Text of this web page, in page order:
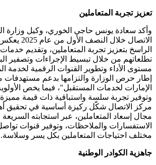
تعزيز تجربة المتعاملين
وأكد سعادة يونس حاجي الخوري، وكيل وزارة
الاتصال خلال
الراسخ بتعزيز تجربة المتعاملين، وتقديم
تطلعاتهم من خلال تبسيط الإجراءات وتصفير
مستوى الأداء وتطوير القنوات الرقمية لخدمة
إطار حرص الوزارة والتزامها بدعم
الإمارات لخدمات المستقبل"، فيما يخص
وتوفير تجربة سلسة واستباقية ذات قيمة
مركز الاتصال شكّل ركيزة أساسية في تحقيق
مجال إسعاد المتعاملين، عبر استجابته السريعة
الاستفسارات والملاحظات، وتوفير قنوات
مختلف احتياجات المتعاملين بكل يسر وسلاسة.
جاهزية الكوادر الوطنية